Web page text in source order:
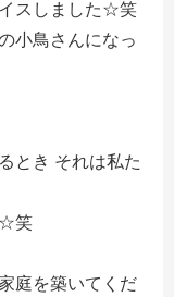
スしました☆笑
小鳥さんになっ
とき それは私た
☆笑
庭を築いてくだ